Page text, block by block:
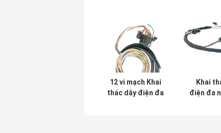
12 vi mạch Khai
thác dây điện đa
Khai
điện đa